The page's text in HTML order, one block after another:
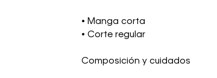
• Manga corta
• Corte regular
Composición y cuidados